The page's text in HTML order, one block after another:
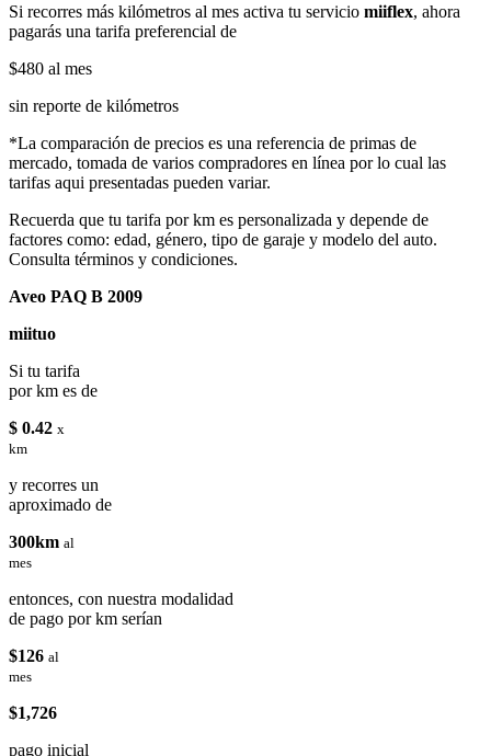
Si recorres más kilómetros al mes activa tu servicio miiflex, ahora
pagarás una tarifa preferencial de
$480 al mes
sin reporte de kilómetros
*La comparación de precios es una referencia de primas de
mercado, tomada de varios compradores en línea por lo cual las
tarifas aqui presentadas pueden variar.
Recuerda que tu tarifa por km es personalizada y depende de
factores como: edad, género, tipo de garaje y modelo del auto.
Consulta términos y condiciones.
Aveo PAQ B 2009
miituo
Si tu tarifa
por km es de
$ 0.42 x
km
y recorres un
aproximado de
300km al
mes
entonces, con nuestra modalidad
de pago por km serían
$126 al
mes
$1,726
pago inicial